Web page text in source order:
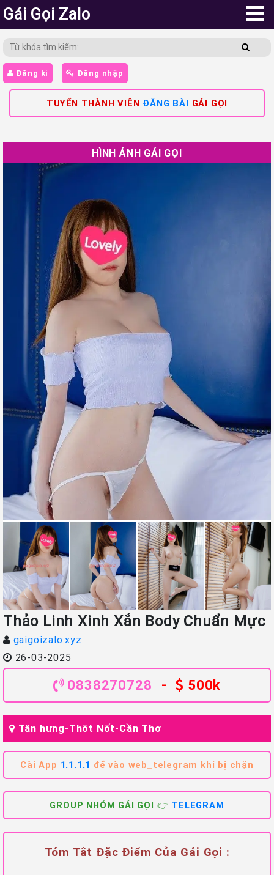
Gái Gọi Zalo
Đăng kí Đăng nhập
TUYỂN THÀNH VIÊN ĐĂNG BÀI GÁI GỌI
HÌNH ẢNH GÁI GỌI
Thảo Linh Xinh Xắn Body Chuẩn Mực
gaigoizalo.xyz
26-03-2025
0838270728 - 500k
Tân hưng-Thôt Nốt-Cần Thơ
Cài App 1.1.1.1 để vào web_telegram khi bị chặn
GROUP NHÓM GÁI GỌI 👉 TELEGRAM
Tóm Tắt Đặc Điểm Của Gái Gọi :